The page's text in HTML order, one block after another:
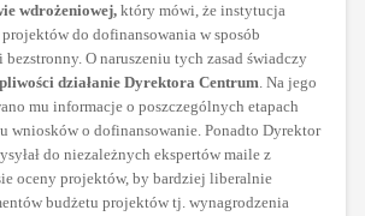
wdrożeniowej, który mówi, że instytucja
do dofinansowania w sposób
O naruszeniu tych zasad świadczy
działanie Dyrektora Centrum. Na jego
mu informacje o poszczególnych etapach
wniosków o dofinansowanie. Ponadto Dyrektor
do niezależnych ekspertów maile z
oceny projektów, by bardziej liberalnie
budżetu projektów tj. wynagrodzenia